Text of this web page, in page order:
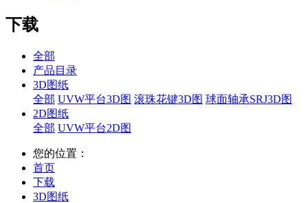
下载
全部
产品目录
3D图纸
全部 UVW平台3D图 滚珠花键3D图 球面轴承SRJ3D图
2D图纸
全部 UVW平台2D图
您的位置：
首页
下载
3D图纸